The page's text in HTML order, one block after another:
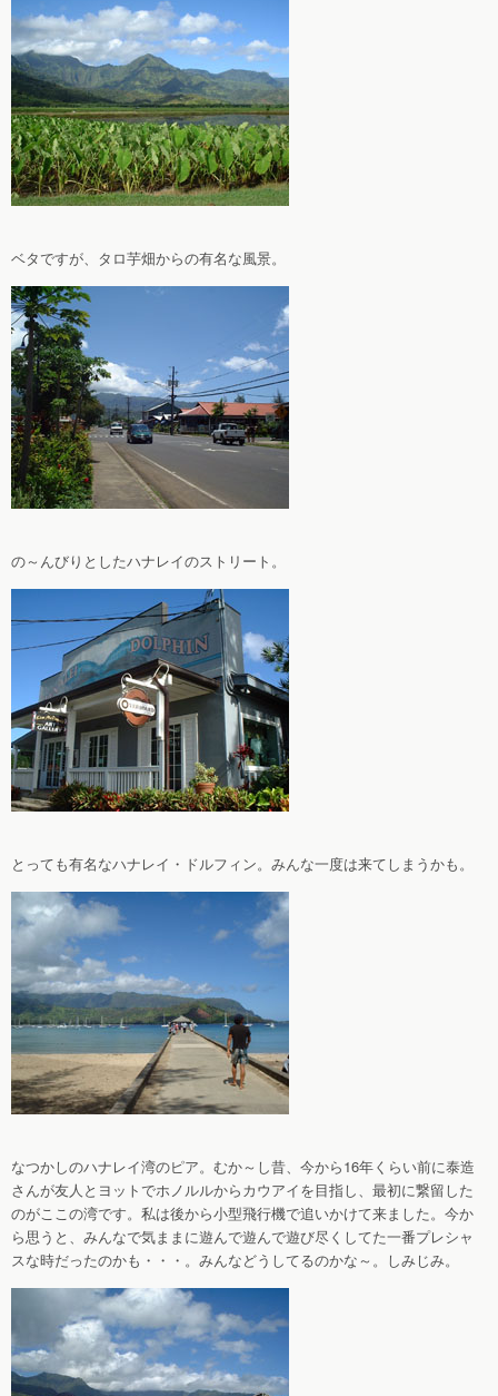
ベタですが、タロ芋畑からの有名な風景。
の～んびりとしたハナレイのストリート。
とっても有名なハナレイ・ドルフィン。みんな一度は来てしまうかも。
なつかしのハナレイ湾のピア。むか～し昔、今から16年くらい前に泰造
さんが友人とヨットでホノルルからカウアイを目指し、最初に繋留した
のがここの湾です。私は後から小型飛行機で追いかけて来ました。今か
ら思うと、みんなで気ままに遊んで遊んで遊び尽くしてた一番プレシャ
スな時だったのかも・・・。みんなどうしてるのかな～。しみじみ。